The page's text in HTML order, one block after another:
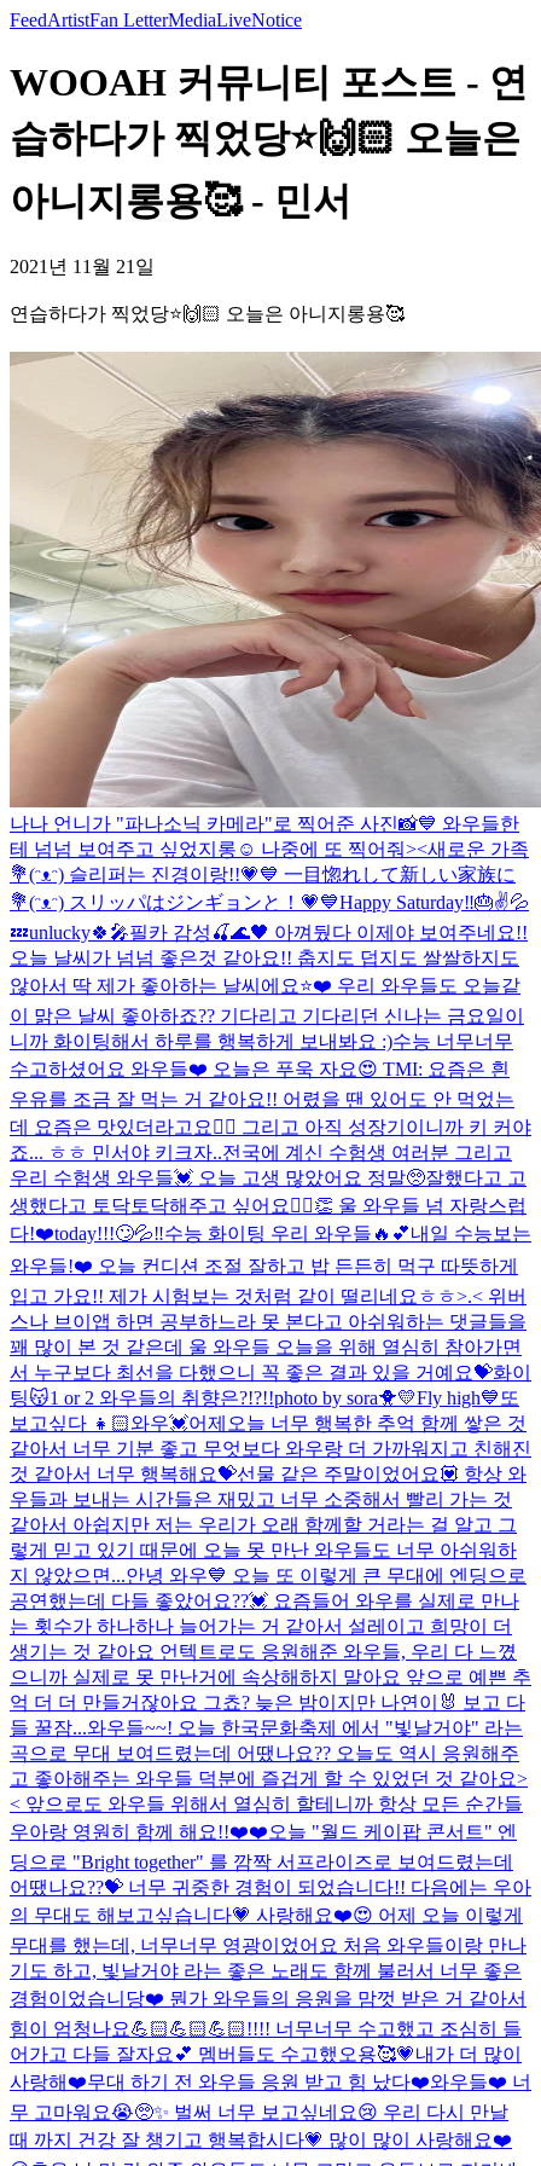
FeedArtistFan LetterMediaLiveNotice
WOOAH 커뮤니티 포스트 - 연
습하다가 찍었당⭐️🙌🏻 오늘은
아니지롱용🥰 - 민서
2021년 11월 21일
연습하다가 찍었당⭐️🙌🏻 오늘은 아니지롱용🥰
나나 언니가 "파나소닉 카메라"로 찍어준 사진📸💙 와우들한
테 넘넘 보여주고 싶었지롱☺️ 나중에 또 찍어줘><새로운 가족
💐(ᵔᴥᵔ) 슬리퍼는 진경이랑!!💗💙 一目惚れして新しい家族に
💐(ᵔᴥᵔ) スリッパはジンギョンと！💗💙Happy Saturday‼️🎂✌️💦
💤unlucky🍀🎤필카 감성🍒🌊🖤 아껴뒀다 이제야 보여주네요!!
오늘 날씨가 넘넘 좋은것 같아요!! 춥지도 덥지도 쌀쌀하지도
않아서 딱 제가 좋아하는 날씨에요⭐️❤️ 우리 와우들도 오늘같
이 맑은 날씨 좋아하죠?? 기다리고 기다리던 신나는 금요일이
니까 화이팅해서 하루를 행복하게 보내봐요 :)수능 너무너무
수고하셨어요 와우들❤️ 오늘은 푸욱 자요😍 TMI: 요즘은 흰
우유를 조금 잘 먹는 거 같아요!! 어렸을 땐 있어도 안 먹었는
데 요즘은 맛있더라고요👍🏻 그리고 아직 성장기이니까 키 커야
죠... ㅎㅎ 민서야 키크자..전국에 계신 수험생 여러분 그리고
우리 수험생 와우들💓 오늘 고생 많았어요 정말🥺잘했다고 고
생했다고 토닥토닥해주고 싶어요🙆‍♀️👏 울 와우들 넘 자랑스럽
다!❤️today!!!🙄💦‼️수능 화이팅 우리 와우들🔥💕내일 수능보는
와우들!❤️ 오늘 컨디션 조절 잘하고 밥 든든히 먹구 따뜻하게
입고 가요!! 제가 시험보는 것처럼 같이 떨리네요ㅎㅎ>.< 위버
스나 브이앱 하면 공부하느라 못 본다고 아쉬워하는 댓글들을
꽤 많이 본 것 같은데 울 와우들 오늘을 위해 열심히 참아가면
서 누구보다 최선을 다했으니 꼭 좋은 결과 있을 거예요💝화이
팅😽1 or 2 와우들의 취향은?!?!!photo by sora🐥💛Fly high💙 또
보고싶다 👧🏻와우💓어제오늘 너무 행복한 추억 함께 쌓은 것
같아서 너무 기분 좋고 무엇보다 와우랑 더 가까워지고 친해진
것 같아서 너무 행복해요💝선물 같은 주말이었어요💟 항상 와
우들과 보내는 시간들은 재밌고 너무 소중해서 빨리 가는 것
같아서 아쉽지만 저는 우리가 오래 함께할 거라는 걸 알고 그
렇게 믿고 있기 때문에 오늘 못 만난 와우들도 너무 아쉬워하
지 않았으면...안녕 와우💙 오늘 또 이렇게 큰 무대에 엔딩으로
공연했는데 다들 좋았어요??💓 요즘들어 와우를 실제로 만나
는 횟수가 하나하나 늘어가는 거 같아서 설레이고 희망이 더
생기는 것 같아요 언텍트로도 응원해준 와우들, 우리 다 느꼈
으니까 실제로 못 만난거에 속상해하지 말아요 앞으로 예쁜 추
억 더 더 만들거잖아요 그쵸? 늦은 밤이지만 나연이🐰 보고 다
들 꿀잠...와우들~~! 오늘 한국문화축제 에서 "빛날거야" 라는
곡으로 무대 보여드렸는데 어땠나요?? 오늘도 역시 응원해주
고 좋아해주는 와우들 덕분에 즐겁게 할 수 있었던 것 같아요>
< 앞으로도 와우들 위해서 열심히 할테니까 항상 모든 순간들
우아랑 영원히 함께 해요!!❤️❤️오늘 "월드 케이팝 콘서트" 엔
딩으로 "Bright together" 를 깜짝 서프라이즈로 보여드렸는데
어땠나요??💝 너무 귀중한 경험이 되었습니다!! 다음에는 우아
의 무대도 해보고싶습니다💗 사랑해요❤️😍 어제 오늘 이렇게
무대를 했는데, 너무너무 영광이었어요 처음 와우들이랑 만나
기도 하고, 빛날거야 라는 좋은 노래도 함께 불러서 너무 좋은
경험이었습니당❤️ 뭔가 와우들의 응원을 맘껏 받은 거 같아서
힘이 엄청나요💪🏻💪🏻💪🏻!!!! 너무너무 수고했고 조심히 들
어가고 다들 잘자요💕 멤버들도 수고했오용🥰💗내가 더 많이
사랑해❤️무대 하기 전 와우들 응원 받고 힘 났다❤️와우들❤️ 너
무 고마워요😭🥺✨ 벌써 너무 보고싶네요😢 우리 다시 만날
때 까지 건강 잘 챙기고 행복합시다💗 많이 많이 사랑해요❤️